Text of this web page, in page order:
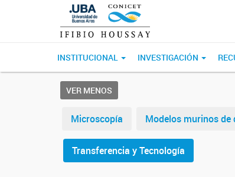
INSTITUCIONAL INVESTIGACIÓN
VER MENOS
Microscopía Modelos murinos
Transferencia y Tecnología